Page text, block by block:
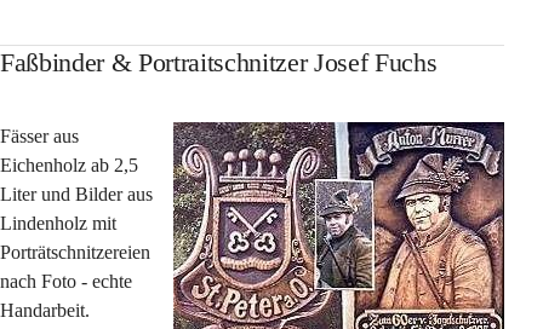
Faßbinder & Portraitschnitzer Josef Fuchs
Fässer aus
Eichenholz ab 2,5
Liter und Bilder aus
Lindenholz mit
Porträtschnitzereien
nach Foto - echte
Handarbeit.